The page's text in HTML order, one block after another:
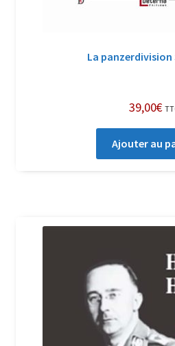
La panzerdivision
39,00€
Ajouter au